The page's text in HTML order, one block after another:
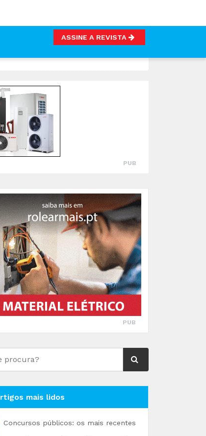
ASSINE A REVISTA
PUB
PUB
mais lidos
Concursos públicos: os mais recentes